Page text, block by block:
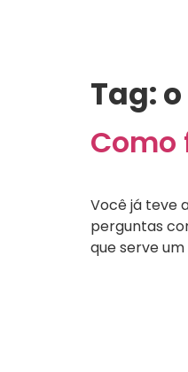
Tag:
Você já teve
perguntas
que serve